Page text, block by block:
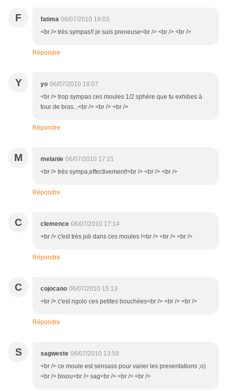
F fatima 06/07/2010 19:03
<br /> très sympas!! je suis preneuse<br /> <br /> <br />
Répondre
Y yo 06/07/2010 18:07
<br /> trop sympas ces moules 1/2 sphère que tu exhibes à
tour de bras...<br /> <br /> <br />
Répondre
M melanie 06/07/2010 17:21
<br /> très sympa,effectivement!<br /> <br /> <br />
Répondre
C clemence 06/07/2010 17:14
<br /> c'est très joli dans ces moules !<br /> <br /> <br />
Répondre
C cojocano 06/07/2010 15:13
<br /> c'est rigolo ces petites bouchées<br /> <br /> <br />
Répondre
S sagweste 06/07/2010 13:58
<br /> ce moule est sensass pour varier les presentations ;o)
<br /> bisou<br /> sag<br /> <br /> <br />